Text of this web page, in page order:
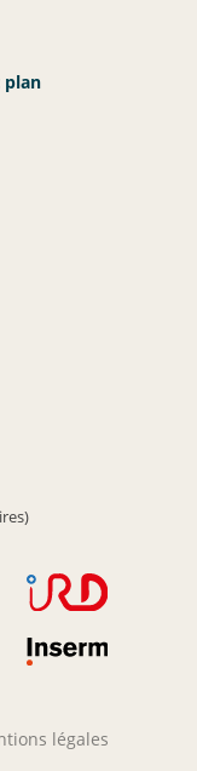
plan
légales